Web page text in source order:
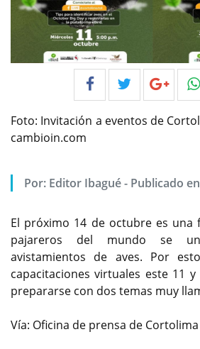
Foto: Invitación a eventos de
cambioin.com
Por: Editor Ibagué- Publicado
El próximo 14 de octubre es
pajareros del mundo se
avistamientos de aves. Por
capacitaciones virtuales este 11
prepararse con dos temas muy
Vía: Oficina de prensa de Cortolima